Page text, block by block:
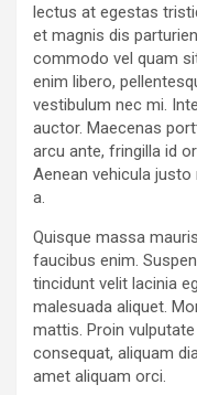
lectus at egestas
et magnis dis
commodo vel quam
enim libero,
vestibulum nec mi.
auctor. Maecenas
arcu ante, fringilla id
Aenean vehicula
a.
Quisque massa
faucibus enim.
tincidunt velit lacinia
malesuada aliquet.
mattis. Proin
consequat, aliquam
amet aliquam orci.